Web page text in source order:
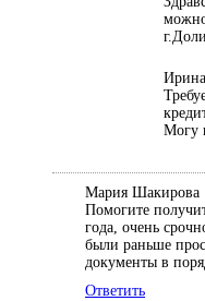
Могу
Мария Шакирова |
Помогите
года, очень
были раньше
документы в
Ответить